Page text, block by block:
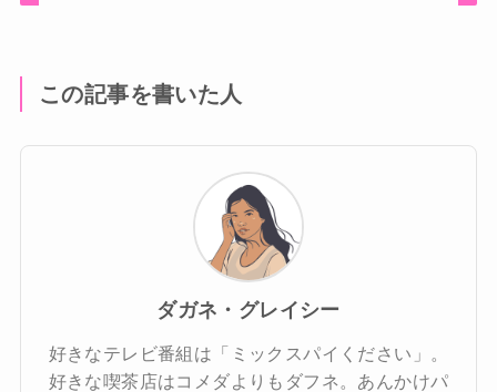
この記事を書いた人
ダガネ・グレイシー
好きなテレビ番組は「ミックスパイください」。
好きな喫茶店はコメダよりもダフネ。あんかけパ